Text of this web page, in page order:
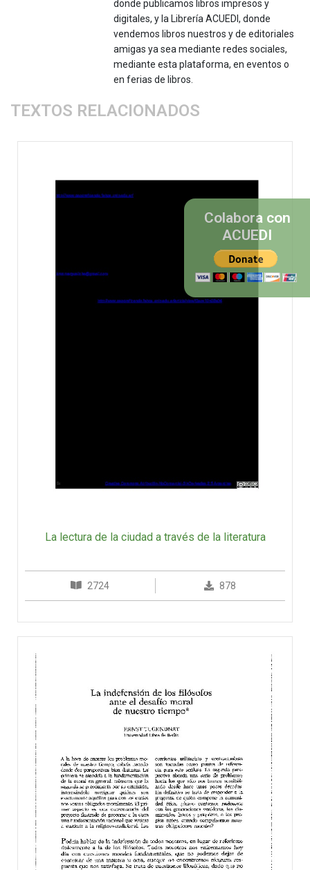
donde publicamos libros impresos y
digitales, y la Librería ACUEDI, donde
vendemos libros nuestros y de editoriales
amigas ya sea mediante redes sociales,
mediante esta plataforma, en eventos o
en ferias de libros.
TEXTOS RELACIONADOS
La lectura de la ciudad a través de la literatura
2724 878
Colabora con
ACUEDI